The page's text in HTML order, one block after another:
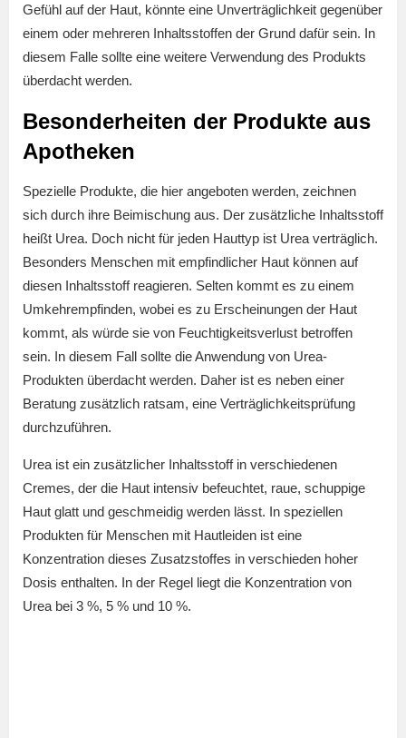
Gefühl auf der Haut, könnte eine Unverträglichkeit gegenüber
einem oder mehreren Inhaltsstoffen der Grund dafür sein. In
diesem Falle sollte eine weitere Verwendung des Produkts
überdacht werden.
Besonderheiten der Produkte aus
Apotheken
Spezielle Produkte, die hier angeboten werden, zeichnen
sich durch ihre Beimischung aus. Der zusätzliche Inhaltsstoff
heißt Urea. Doch nicht für jeden Hauttyp ist Urea verträglich.
Besonders Menschen mit empfindlicher Haut können auf
diesen Inhaltsstoff reagieren. Selten kommt es zu einem
Umkehrempfinden, wobei es zu Erscheinungen der Haut
kommt, als würde sie von Feuchtigkeitsverlust betroffen
sein. In diesem Fall sollte die Anwendung von Urea-
Produkten überdacht werden. Daher ist es neben einer
Beratung zusätzlich ratsam, eine Verträglichkeitsprüfung
durchzuführen.
Urea ist ein zusätzlicher Inhaltsstoff in verschiedenen
Cremes, der die Haut intensiv befeuchtet, raue, schuppige
Haut glatt und geschmeidig werden lässt. In speziellen
Produkten für Menschen mit Hautleiden ist eine
Konzentration dieses Zusatzstoffes in verschieden hoher
Dosis enthalten. In der Regel liegt die Konzentration von
Urea bei 3 %, 5 % und 10 %.